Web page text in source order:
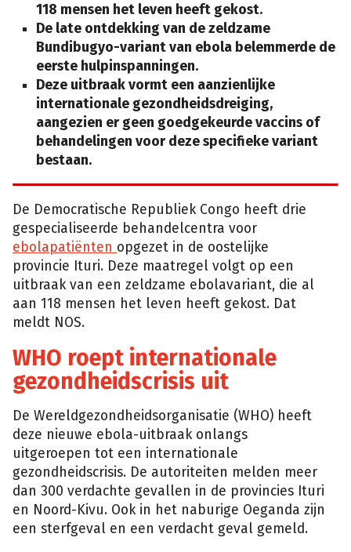
118 mensen het leven heeft gekost.
De late ontdekking van de zeldzame
Bundibugyo-variant van ebola belemmerde de
eerste hulpinspanningen.
Deze uitbraak vormt een aanzienlijke
internationale gezondheidsdreiging,
aangezien er geen goedgekeurde vaccins of
behandelingen voor deze specifieke variant
bestaan.
De Democratische Republiek Congo heeft drie
gespecialiseerde behandelcentra voor
ebolapatiënten opgezet in de oostelijke
provincie Ituri. Deze maatregel volgt op een
uitbraak van een zeldzame ebolavariant, die al
aan 118 mensen het leven heeft gekost. Dat
meldt NOS.
WHO roept internationale
gezondheidscrisis uit
De Wereldgezondheidsorganisatie (WHO) heeft
deze nieuwe ebola-uitbraak onlangs
uitgeroepen tot een internationale
gezondheidscrisis. De autoriteiten melden meer
dan 300 verdachte gevallen in de provincies Ituri
en Noord-Kivu. Ook in het naburige Oeganda zijn
een sterfgeval en een verdacht geval gemeld.